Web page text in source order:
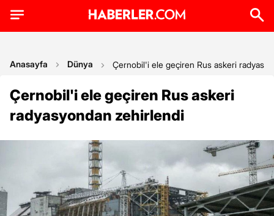
Anasayfa Dünya Çernobil'i ele geçiren Rus askeri
Çernobil'i ele geçiren Rus askeri
radyasyondan zehirlendi